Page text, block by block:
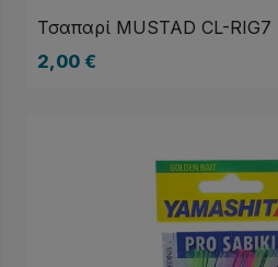
Τσαπαρί MUSTAD CL-RIG7
2,00 €